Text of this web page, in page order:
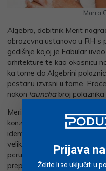
Marra
Algebra, dobitnik Merit
obrazovna ustanova u RH s
godišnje kojoj je Fabular
arhitekture te kao okosnicu
ka tome da Algebrini
postanu izvrsni u tome.
nakon launchabroj
Merit nagradu dobio je i
konzultantskih tvrtki u
identitet predstavlja
velike slike – Od a do
poruka novog branda. Nakon
prepoznatljivost branda, a
Prijava
Želite li se uključiti u